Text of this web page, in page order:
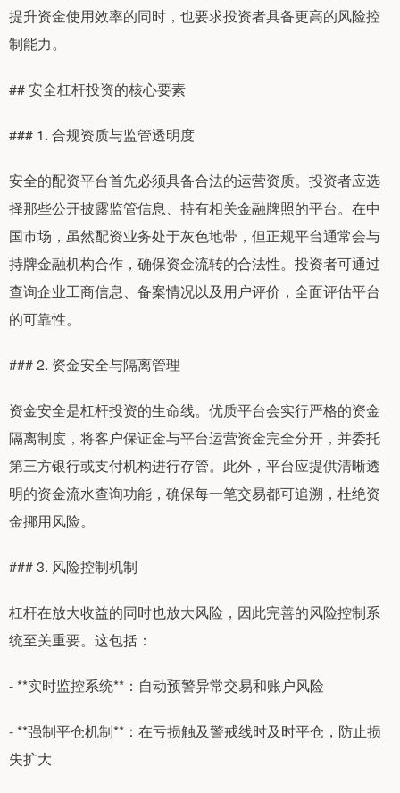
提升资金使用效率的同时，也要求投资者具备更高的风险控
制能力。
## 安全杠杆投资的核心要素
### 1. 合规资质与监管透明度
安全的配资平台首先必须具备合法的运营资质。投资者应选
择那些公开披露监管信息、持有相关金融牌照的平台。在中
国市场，虽然配资业务处于灰色地带，但正规平台通常会与
持牌金融机构合作，确保资金流转的合法性。投资者可通过
查询企业工商信息、备案情况以及用户评价，全面评估平台
的可靠性。
### 2. 资金安全与隔离管理
资金安全是杠杆投资的生命线。优质平台会实行严格的资金
隔离制度，将客户保证金与平台运营资金完全分开，并委托
第三方银行或支付机构进行存管。此外，平台应提供清晰透
明的资金流水查询功能，确保每一笔交易都可追溯，杜绝资
金挪用风险。
### 3. 风险控制机制
杠杆在放大收益的同时也放大风险，因此完善的风险控制系
统至关重要。这包括：
- **实时监控系统**：自动预警异常交易和账户风险
- **强制平仓机制**：在亏损触及警戒线时及时平仓，防止损
失扩大